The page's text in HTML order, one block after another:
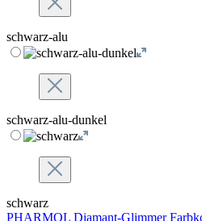
schwarz-alu
schwarz-alu-dunkel
schwarz
PHARMOL Diamant-Glimmer